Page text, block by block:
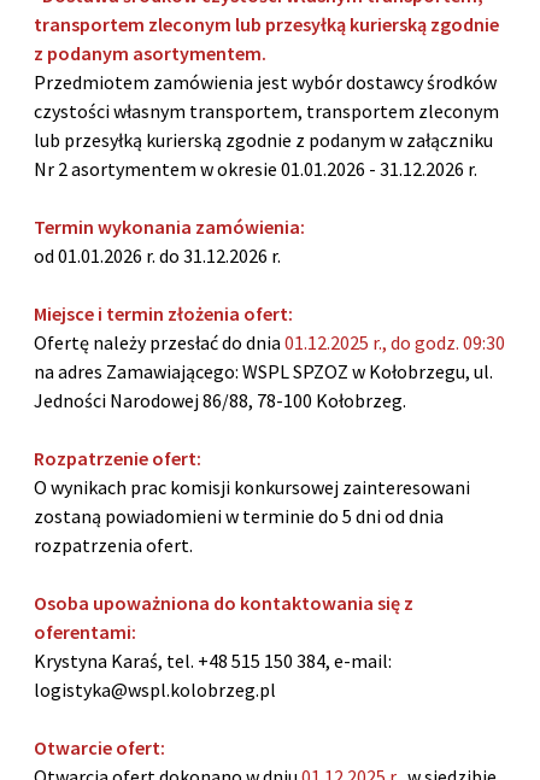
transportem zleconym lub przesyłką kurierską zgodnie
z podanym asortymentem.
Przedmiotem zamówienia jest wybór dostawcy środków
czystości własnym transportem, transportem zleconym
lub przesyłką kurierską zgodnie z podanym w załączniku
Nr 2 asortymentem w okresie 01.01.2026 - 31.12.2026 r.
Termin wykonania zamówienia:
od 01.01.2026 r. do 31.12.2026 r.
Miejsce i termin złożenia ofert:
Ofertę należy przesłać do dnia 01.12.2025 r., do godz. 09:30
na adres Zamawiającego: WSPL SPZOZ w Kołobrzegu, ul.
Jedności Narodowej 86/88, 78-100 Kołobrzeg.
Rozpatrzenie ofert:
O wynikach prac komisji konkursowej zainteresowani
zostaną powiadomieni w terminie do 5 dni od dnia
rozpatrzenia ofert.
Osoba upoważniona do kontaktowania się z
oferentami:
Krystyna Karaś, tel. +48 515 150 384, e-mail:
logistyka@wspl.kolobrzeg.pl
Otwarcie ofert: